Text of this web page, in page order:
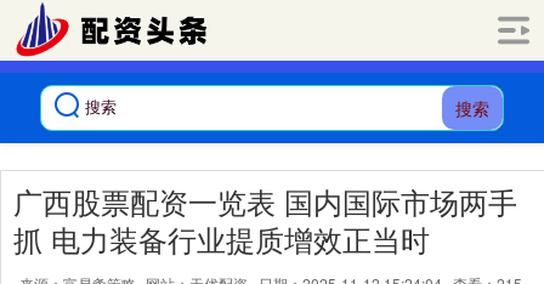
搜索
广西股票配资一览表 国内国际市场两手
抓 电力装备行业提质增效正当时